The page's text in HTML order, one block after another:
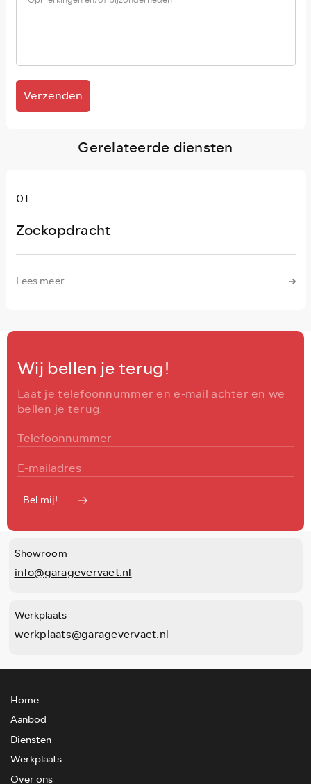
Verzenden
Gerelateerde diensten
01
Zoekopdracht
Lees meer
Wij bellen je terug!
Laat je telefoonnummer en e-mail achter en we
bellen je terug.
Bel mij!
Showroom
info@garagevervaet.nl
Werkplaats
werkplaats@garagevervaet.nl
Home
Aanbod
Diensten
Werkplaats
Over ons